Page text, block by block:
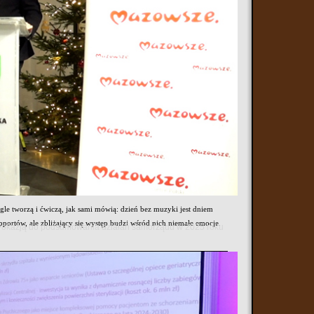
do podsumowania działań samorządu w 2025 roku
Piotr Skowroński, gitara - Paweł Kaja, bas - Adam Gryczon, instr.
tworzą i ćwiczą, jak sami mówią: dzień bez muzyki jest dniem
ale zbliżający się występ budzi wśród nich niemałe emocje.